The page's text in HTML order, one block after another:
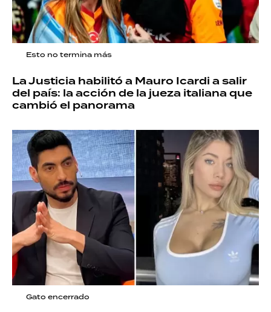
Esto no termina más
La Justicia habilitó a Mauro Icardi a salir
del país: la acción de la jueza italiana que
cambió el panorama
Gato encerrado